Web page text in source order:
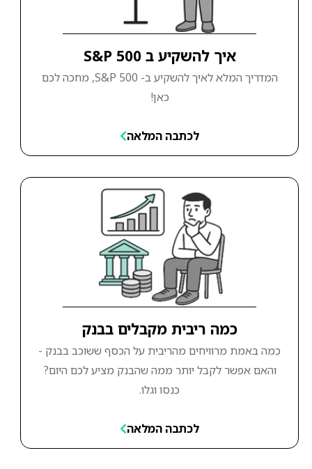
איך להשקיע ב S&P 500
המדריך המלא לאיך להשקיע ב- S&P 500, מחכה לכם
כאן!
לכתבה המלאה
כמה ריבית מקבלים בבנק
כמה באמת מרוויחים מהריבית על הכסף ששוכב בבנק -
והאם אפשר לקבל יותר ממה שהבנק מציע לכם היום?
כנסו וגלו.
לכתבה המלאה